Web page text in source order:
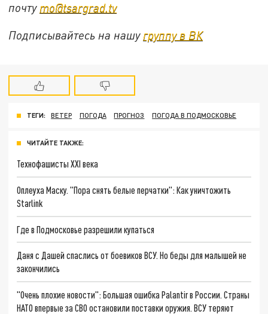
почту mo@tsargrad.tv
Подписывайтесь на нашу группу в ВК
ТЕГИ: ВЕТЕР ПОГОДА ПРОГНОЗ ПОГОДА В ПОДМОСКОВЬЕ
ЧИТАЙТЕ ТАКЖЕ:
Технофашисты XXI века
Оплеуха Маску. "Пора снять белые перчатки": Как уничтожить
Starlink
Где в Подмосковье разрешили купаться
Даня с Дашей спаслись от боевиков ВСУ. Но беды для малышей не
закончились
"Очень плохие новости": Большая ошибка Palantir в России. Страны
НАТО впервые за СВО остановили поставки оружия. ВСУ теряют